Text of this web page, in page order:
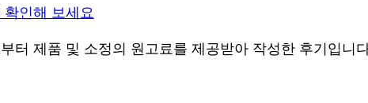
인해 보세요
터 제품 및 소정의 원고료를 제공받아 작성한 후기입니